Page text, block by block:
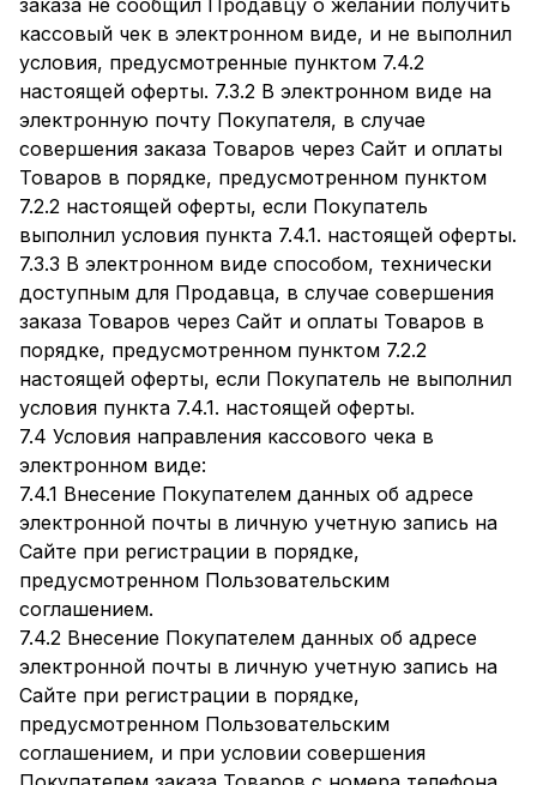
заказа не сообщил Продавцу о желании получить
кассовый чек в электронном виде, и не выполнил
условия, предусмотренные пунктом 7.4.2
настоящей оферты. 7.3.2 В электронном виде на
электронную почту Покупателя, в случае
совершения заказа Товаров через Сайт и оплаты
Товаров в порядке, предусмотренном пунктом
7.2.2 настоящей оферты, если Покупатель
выполнил условия пункта 7.4.1. настоящей оферты.
7.3.3 В электронном виде способом, технически
доступным для Продавца, в случае совершения
заказа Товаров через Сайт и оплаты Товаров в
порядке, предусмотренном пунктом 7.2.2
настоящей оферты, если Покупатель не выполнил
условия пункта 7.4.1. настоящей оферты.
7.4 Условия направления кассового чека в
электронном виде:
7.4.1 Внесение Покупателем данных об адресе
электронной почты в личную учетную запись на
Сайте при регистрации в порядке,
предусмотренном Пользовательским
соглашением.
7.4.2 Внесение Покупателем данных об адресе
электронной почты в личную учетную запись на
Сайте при регистрации в порядке,
предусмотренном Пользовательским
соглашением, и при условии совершения